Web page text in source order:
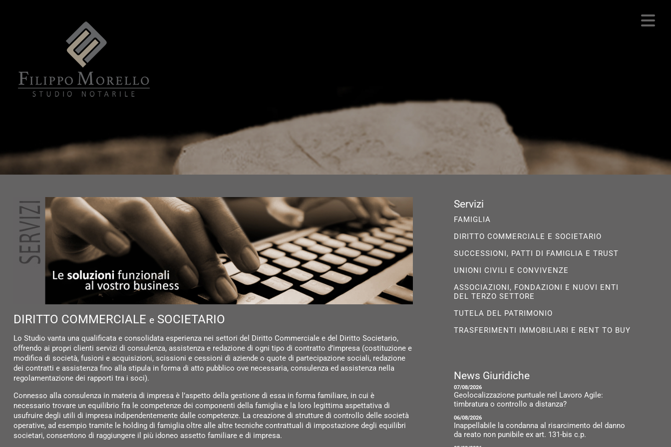
DIRITTO COMMERCIALE eSOCIETARIO
Lo Studio vanta una qualificata e consolidata esperienza nei settori del Diritto Commerciale e del Diritto Societario,
offrendo ai propri clienti servizi di consulenza, assistenza e redazione di ogni tipo di contratto d’impresa (costituzione e
modifica di società, fusioni e acquisizioni, scissioni e cessioni di aziende o quote di partecipazione sociali, redazione
dei contratti e assistenza fino alla stipula in forma di atto pubblico ove necessaria, consulenza ed assistenza nella
regolamentazione dei rapporti tra i soci).
Connesso alla consulenza in materia di impresa è l’aspetto della gestione di essa in forma familiare, in cui è
necessario trovare un equilibrio fra le competenze dei componenti della famiglia e la loro legittima aspettativa di
usufruire degli utili di impresa indipendentemente dalle competenze. La creazione di strutture di controllo delle società
operative, ad esempio tramite le holding di famiglia oltre alle altre tecniche contrattuali di impostazione degli equilibri
societari, consentono di raggiungere il più idoneo assetto familiare e di impresa.
Servizi
FAMIGLIA
DIRITTO COMMERCIALE E SOCIETARIO
SUCCESSIONI, PATTI DI FAMIGLIA E TRUST
UNIONI CIVILI E CONVIVENZE
ASSOCIAZIONI, FONDAZIONI E NUOVI ENTI
DEL TERZO SETTORE
TUTELA DEL PATRIMONIO
TRASFERIMENTI IMMOBILIARI E RENT TO BUY
News Giuridiche
07/08/2026
Geolocalizzazione puntuale nel Lavoro Agile:
timbratura o controllo a distanza?
06/08/2026
Inappellabile la condanna al risarcimento del danno
da reato non punibile ex art. 131-bis c.p.